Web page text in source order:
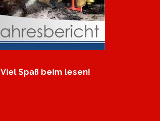
Viel Spaß beim lesen!